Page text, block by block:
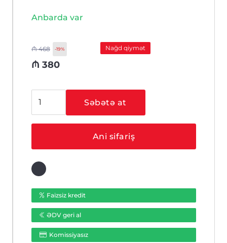
Anbarda var
₼468 -19%
₼ 380
Nağd qiymət
CS-
4G
3MPEZVIZ
CS-
EB8/SP-
R100-
1K3FL4GA
Səbətə at
Ani sifariş
Faizsiz kredit
ƏDV geri al
Komissiyasız